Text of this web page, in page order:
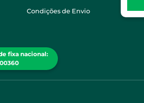
Condições de Envio
fixa nacional: